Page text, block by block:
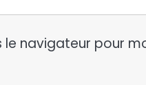
navigateur pour